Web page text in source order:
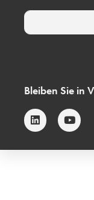
Bleiben Sie in